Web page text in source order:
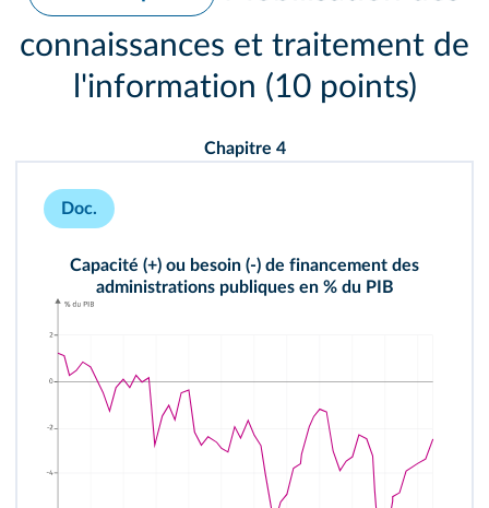
connaissances et traitement de
l'information (10 points)
Chapitre 4
Doc.
Capacité (+) ou besoin (-) de financement des
administrations publiques en % du PIB